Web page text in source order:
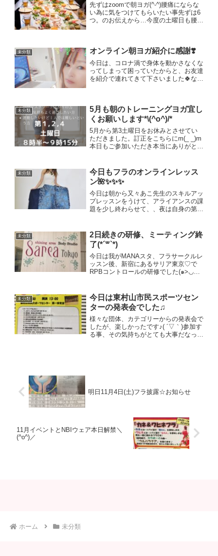
先ずはzoomで朝ヨガ(^-^)腰痛にならな
い為に気をつけてもらいたい事先ずは6
つ。のお伝えから…今度の土曜日も腰痛
りでしたが...
未分類 オンライン朝ヨガ紹介に感謝❣️
今日は、コロナ渦で身体を動かさなくな
ってしまって困っていたからと、お友達
を紹介で連れてきて下さいました🍀なん
ます╰(*´︶`*)╯♡ただ...
未分類
5月も朝のトレーニングヨガ宜し
くお願いします*\(^o^)/*
5月から第3土曜日をお休みとさせてい
ただきました。訂正をこちらにm(_ _)m
本日もご参加いただき本当にありがとう
くお願い致します（^人^）
未分類
今日もフラのオンラインレッス
ン🌺✨✨✨
今日は朝から又々あこ先生のスキルアッ
プレッスンをうけて、アライアンスの課
題を少し終わらせて、、夜は自身の第3
ず諦めます。と言った方も途中から入れ
て、、本当に良かった〜...
未分類
2日続きの研修、ミーティング終
了(*´꒳`*)
今日は我がMANAスタ、フラサークルレ
ッスン後、新宿にあるサリア東京♡で
RPBコントロールの研修でした(๑>◡<๑)
感謝です♫4月からのレッスンに向けて
準備中♫皆様お楽...
未分類
今日は東村山市民スポーツセン
ターの発表会でした♫
様々な団体、カテゴリーからの発表会で
したが、楽しかったです♪( ´▽｀)参加す
る事、その気持ちがとても大事だなって
明日11月4日(土)フラ披露☆お知らせ
11月イベントとNBIウェア本日解禁＼
(^o^)／
ホーム 未分類